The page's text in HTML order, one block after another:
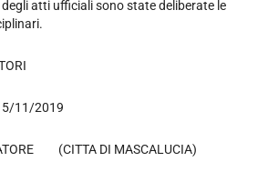
atti ufficiali sono state deliberate le
5/11/2019
(CITTA DI MASCALUCIA)